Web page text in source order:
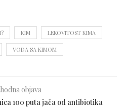
KIM LEKOVITOST KIMA
VODA SA KIMOM
objava
100 puta jača od antibiotika